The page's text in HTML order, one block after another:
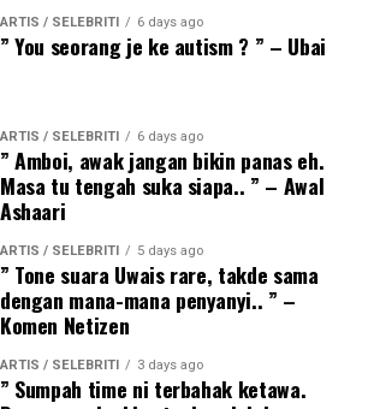
ARTIS / SELEBRITI 6 days ago
” You seorang je ke autism ? ” – Ubai
ARTIS / SELEBRITI 6 days ago
” Amboi, awak jangan bikin panas eh.
Masa tu tengah suka siapa.. ” – Awal
Ashaari
ARTIS / SELEBRITI 5 days ago
” Tone suara Uwais rare, takde sama
dengan mana-mana penyanyi.. ” –
Komen Netizen
ARTIS / SELEBRITI 3 days ago
” Sumpah time ni terbahak ketawa.